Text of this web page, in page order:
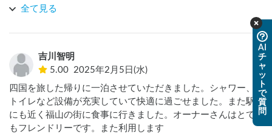
何よりホストご夫婦が親切です！また行きます！
全て見る
吉川智明
5.00 2025年2月5日(水)
四国を旅した帰りに一泊させていただきました。シャワー、
トイレなど設備が充実していて快適に過ごせました。また駅
にも近く福山の街に食事に行きました。オーナーさんはとて
もフレンドリーです。また利用します
AI
チ
ャ
ッ
ト
で
質
問